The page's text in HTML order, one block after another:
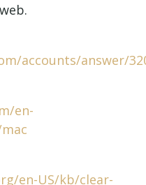
accounts/answer/
en-
en-US/kb/clear-